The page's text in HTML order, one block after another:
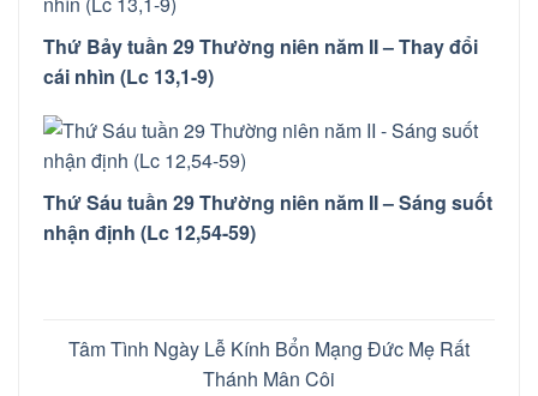
Thứ Bảy tuần 29 Thường niên năm II – Thay đổi
cái nhìn (Lc 13,1-9)
Thứ Sáu tuần 29 Thường niên năm II – Sáng suốt
nhận định (Lc 12,54-59)
Tâm Tình Ngày Lễ Kính Bổn Mạng Đức Mẹ Rất
Thánh Mân Côi